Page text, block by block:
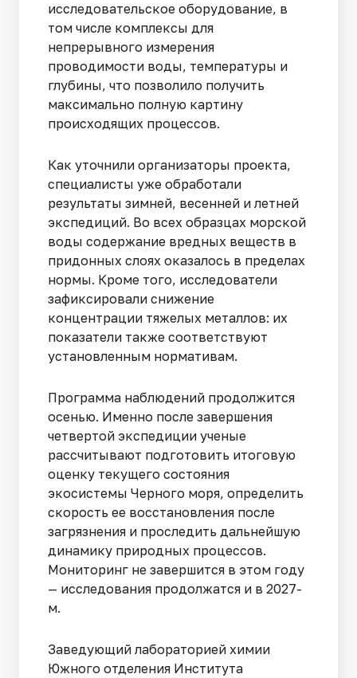
исследовательское оборудование, в
том числе комплексы для
непрерывного измерения
проводимости воды, температуры и
глубины, что позволило получить
максимально полную картину
происходящих процессов.
Как уточнили организаторы проекта,
специалисты уже обработали
результаты зимней, весенней и летней
экспедиций. Во всех образцах морской
воды содержание вредных веществ в
придонных слоях оказалось в пределах
нормы. Кроме того, исследователи
зафиксировали снижение
концентрации тяжелых металлов: их
показатели также соответствуют
установленным нормативам.
Программа наблюдений продолжится
осенью. Именно после завершения
четвертой экспедиции ученые
рассчитывают подготовить итоговую
оценку текущего состояния
экосистемы Черного моря, определить
скорость ее восстановления после
загрязнения и проследить дальнейшую
динамику природных процессов.
Мониторинг не завершится в этом году
— исследования продолжатся и в 2027-
м.
Заведующий лабораторией химии
Южного отделения Института